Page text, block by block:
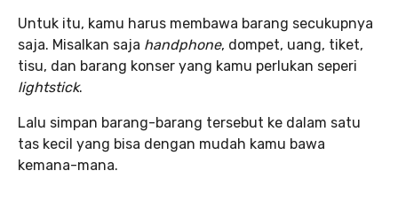
Untuk itu, kamu harus membawa barang secukupnya
saja. Misalkan saja handphone, dompet, uang, tiket,
tisu, dan barang konser yang kamu perlukan seperi
lightstick.
Lalu simpan barang-barang tersebut ke dalam satu
tas kecil yang bisa dengan mudah kamu bawa
kemana-mana.